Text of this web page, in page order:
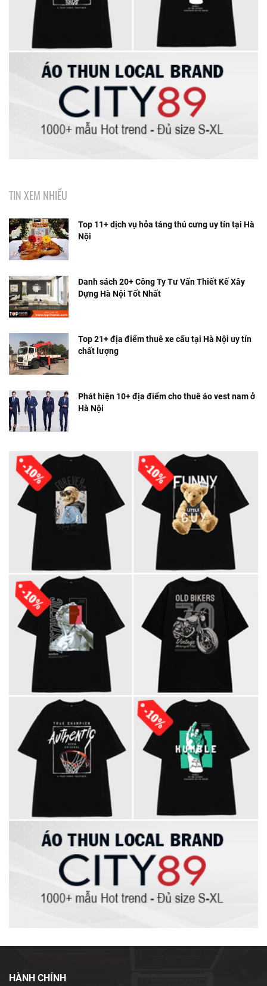
TIN XEM NHIỀU
Top 11+ dịch vụ hỏa táng thú cưng uy tín tại Hà
Nội
Danh sách 20+ Công Ty Tư Vấn Thiết Kế Xây
Dựng Hà Nội Tốt Nhất
Top 21+ địa điểm thuê xe cẩu tại Hà Nội uy tín
chất lượng
Phát hiện 10+ địa điểm cho thuê áo vest nam ở
Hà Nội
HÀNH CHÍNH